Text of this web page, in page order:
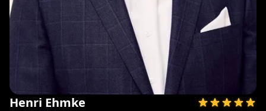
Henri Ehmke